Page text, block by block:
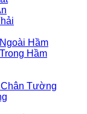
Hầm
Hầm
Tường